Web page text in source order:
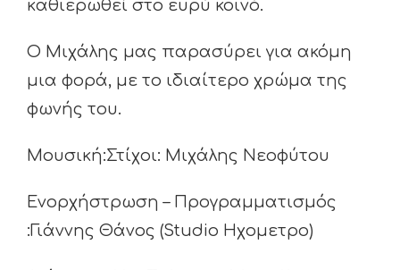
καθιερωθεί στο ευρύ κοινό.
Ο Μιχάλης μας παρασύρει για ακόμη
μια φορά, με το ιδιαίτερο χρώμα της
φωνής του.
Mουσική:Στίχοι: Μιχάλης Νεοφύτου
Ενορχήστρωση – Προγραμματισμός
:Γιάννης Θάνος (Studio Ηχομετρο)